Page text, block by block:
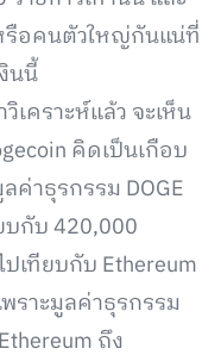
รือคนตัวใหญ่กันแน่ที่
นนี้
คราะห์แล้ว จะเห็น
คิดเป็นเกือบ
ค่าธุรกรรม DOGE
กับ 420,000
เทียบกับ Ethereum
ราะมูลค่าธุรกรรม
ถึง